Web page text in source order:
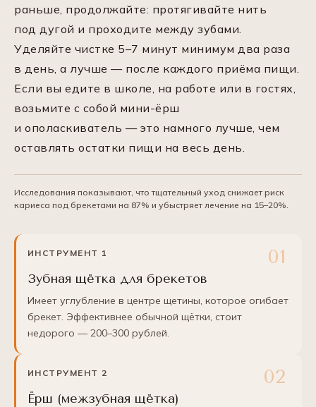
раньше, продолжайте: протягивайте нить
под дугой и проходите между зубами.
Уделяйте чистке 5–7 минут минимум два раза
в день, а лучше — после каждого приёма пищи.
Если вы едите в школе, на работе или в гостях,
возьмите с собой мини-ёрш
и ополаскиватель — это намного лучше, чем
оставлять остатки пищи на весь день.
Исследования показывают, что тщательный уход снижает риск
кариеса под брекетами на 87% и убыстряет лечение на 15–20%.
ИНСТРУМЕНТ 1
Зубная щётка для брекетов
Имеет углубление в центре щетины, которое огибает
брекет. Эффективнее обычной щётки, стоит
недорого — 200–300 рублей.
ИНСТРУМЕНТ 2
Ёрш (межзубная щётка)